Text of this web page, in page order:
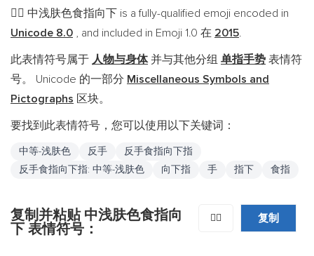
👇🏼 中浅肤色食指向下 is a fully-qualified emoji encoded in
Unicode 8.0 , and included in Emoji 1.0 在 2015.
此表情符号属于 人物与身体并与其他分组 单指手势 表情符
号。 Unicode 的一部分 Miscellaneous Symbols and
Pictographs 区块。
要找到此表情符号，您可以使用以下关键词：
中等-浅肤色 反手
反手食指向下指
反手食指向下指: 中等-浅肤色
向下指 手 指下 食指
复制并粘贴 中浅肤色食指向
下 表情符号：
👇🏼 复制